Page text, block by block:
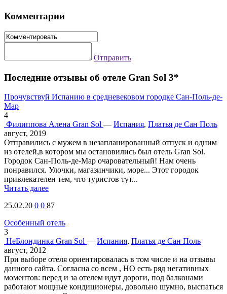
Комментарии
Отправить
Последние отзывы об отеле Gran Sol 3*
Прочувствуй Испанию в средневековом городке Сан-Поль-де-
Мар
4
Филиппова Алена Gran Sol — Испания, Платья де Сан Поль
август, 2019
Отправились с мужем в незапланированный отпуск и одним
из отелей,в котором мы остановились был отель Gran Sol.
Городок Сан-Поль-де-Мар очаровательный! Нам очень
понравился. Улочки, магазинчики, море... Этот городок
привлекателен тем, что туристов тут...
Читать далее
25.02.20 0 0 87
Особенный отель
3
НеБлондинка Gran Sol — Испания, Платья де Сан Поль
август, 2012
При выборе отеля ориентировалась в том числе и на отзывы
данного сайта. Согласна со всем , НО есть ряд негативных
моментов: перед и за отелем идут дороги, под балконами
работают мощные кондиционеры, довольно шумно, выспаться